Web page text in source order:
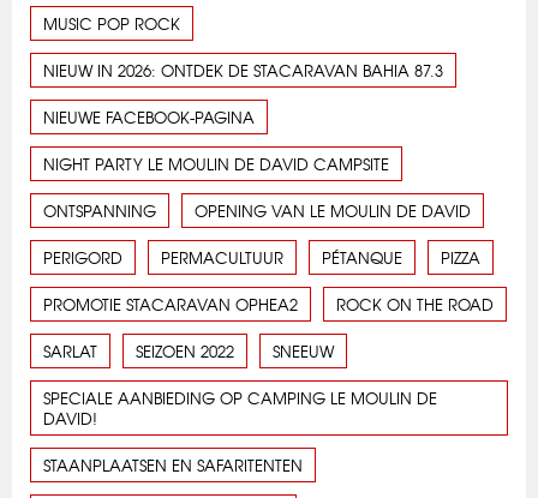
MUSIC POP ROCK
NIEUW IN 2026: ONTDEK DE STACARAVAN BAHIA 87.3
NIEUWE FACEBOOK-PAGINA
NIGHT PARTY LE MOULIN DE DAVID CAMPSITE
ONTSPANNING OPENING VAN LE MOULIN DE DAVID
PERIGORD PERMACULTUUR PÉTANQUE PIZZA
PROMOTIE STACARAVAN OPHEA2 ROCK ON THE ROAD
SARLAT SEIZOEN 2022 SNEEUW
SPECIALE AANBIEDING OP CAMPING LE MOULIN DE
DAVID!
STAANPLAATSEN EN SAFARITENTEN